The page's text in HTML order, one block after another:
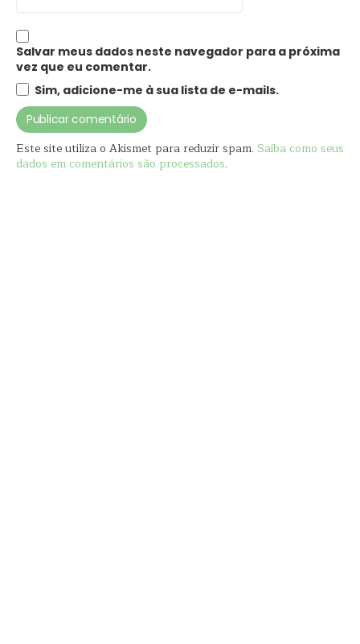
Salvar meus dados neste navegador para a próxima
vez que eu comentar.
Sim, adicione-me à sua lista de e-mails.
Este site utiliza o Akismet para reduzir spam. Saiba como seus
dados em comentários são processados.